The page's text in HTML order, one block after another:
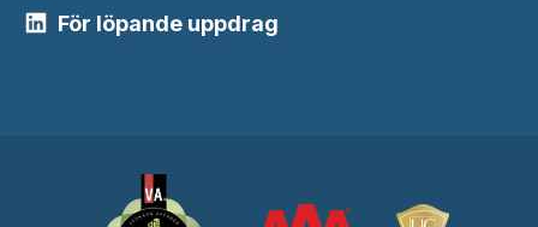
För löpande uppdrag